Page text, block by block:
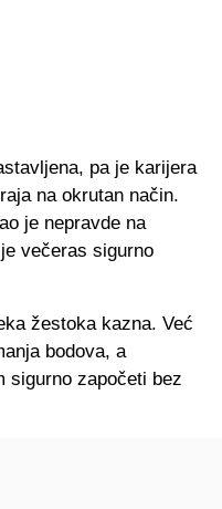
pa je karijera
na okrutan način.
je nepravde na
večeras sigurno
žestoka kazna. Već
bodova, a
sigurno započeti bez